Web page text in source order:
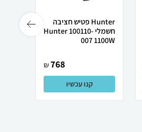
Hunter פטיש חציבה
חשמלי Hunter 100110-
007 1100W
768
₪
קנו עכשיו